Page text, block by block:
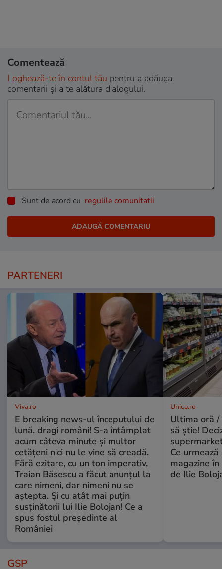
Comentează
Loghează-te în contul tău pentru a adăuga
comentarii și a te alătura dialogului.
Sunt de acord cu regulile comunitatii
PARTENERI
Viva.ro
E breaking news-ul începutului de
lună, dragi români! S-a întâmplat
acum câteva minute și multor
cetățeni nici nu le vine să creadă.
Fără ezitare, cu un ton imperativ,
Traian Băsescu a făcut anunțul la
care nimeni, dar nimeni nu se
aștepta. Și cu atât mai puțin
susținătorii lui Ilie Bolojan! Ce a
spus fostul președinte al
României
Unica.ro
Ultima oră /
să știe!
Ce
magazine
de Ilie
GSP